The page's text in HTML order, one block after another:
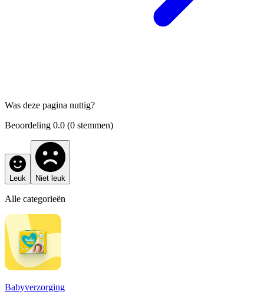
Was deze pagina nuttig?
Beoordeling 0.0 (0 stemmen)
Leuk Niet leuk
Alle categorieën
Babyverzorging